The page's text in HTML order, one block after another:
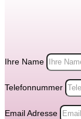
Ihre Name
Telefonnummer
Email Adresse